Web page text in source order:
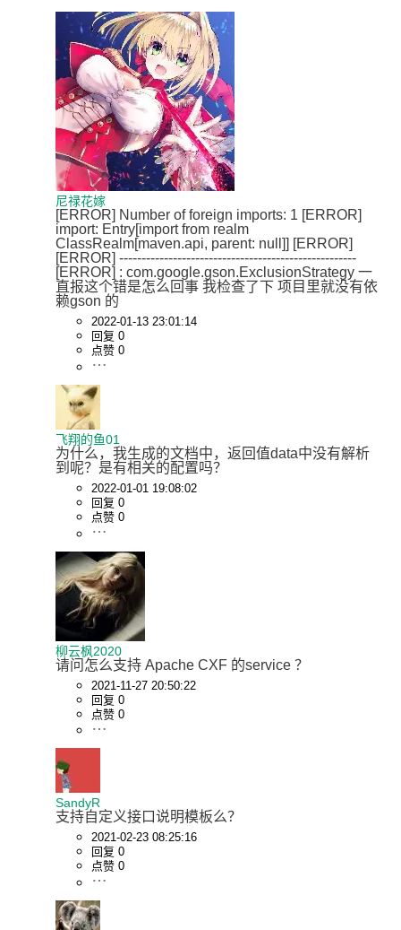
尼禄花嫁
[ERROR] Number of foreign imports: 1 [ERROR]
import: Entry[import from realm
ClassRealm[maven.api, parent: null]] [ERROR]
[ERROR] -----------------------------------------------------
[ERROR] : com.google.gson.ExclusionStrategy 一
直报这个错是怎么回事 我检查了下 项目里就没有依
赖gson 的
2022-01-13 23:01:14
回复 0
点赞 0
飞翔的鱼01
为什么，我生成的文档中，返回值data中没有解析
到呢？是有相关的配置吗？
2022-01-01 19:08:02
回复 0
点赞 0
柳云枫2020
请问怎么支持 Apache CXF 的service ？
2021-11-27 20:50:22
回复 0
点赞 0
SandyR
支持自定义接口说明模板么？
2021-02-23 08:25:16
回复 0
点赞 0